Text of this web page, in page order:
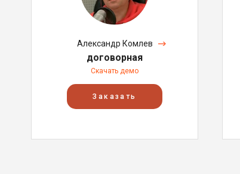
Александр Комлев
договорная
Скачать демо
Заказать